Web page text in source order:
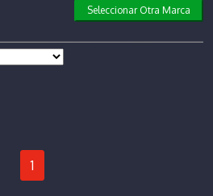
Seleccionar Otra Marca
1